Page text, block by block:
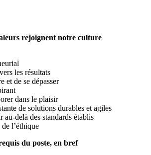
rejoignent notre culture
les résultats
et de se dépasser
dans le plaisir
de solutions durables et agiles
au-delà des standards établis
l’éthique
du poste, en bref